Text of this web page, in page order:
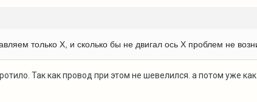
только X, и сколько бы не двигал ось X проблем не
Так как провод при этом не шевелился. а потом уже